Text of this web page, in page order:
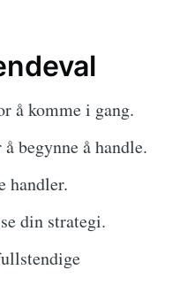
å komme i gang.
begynne å handle.
handler.
din strategi.